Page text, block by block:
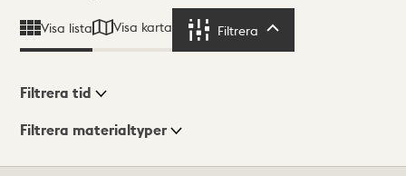
Visa lista Visa karta Filtrera
Visningsläge
Filtrera tid
Filtrera materialtyper